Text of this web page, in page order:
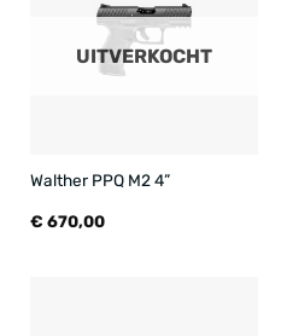
UITVERKOCHT
Walther PPQ M2 4”
€ 670,00